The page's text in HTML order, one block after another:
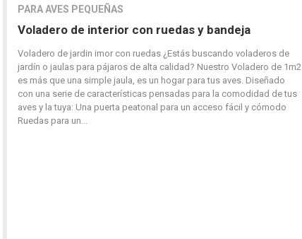
PARA AVES PEQUEÑAS
Voladero de interior con ruedas y bandeja
Voladero de jardin imor con ruedas ¿Estás buscando voladeros de
jardín o jaulas para pájaros de alta calidad? Nuestro Voladero de 1m2
es más que una simple jaula, es un hogar para tus aves. Diseñado
con una serie de características pensadas para la comodidad de tus
aves y la tuya: Una puerta peatonal para un acceso fácil y cómodo
Ruedas para un...